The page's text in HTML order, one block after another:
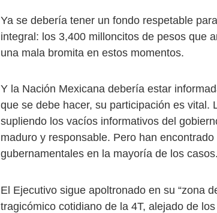
Ya se debería tener un fondo respetable
integral: los 3,400 milloncitos de pesos que
una mala bromita en estos momentos.
Y la Nación Mexicana debería estar
que se debe hacer, su participación es vital.
supliendo los vacíos informativos del
maduro y responsable. Pero han
gubernamentales en la mayoría de los casos.
El Ejecutivo sigue apoltronado en su “zona
tragicómico cotidiano de la 4T, alejado de